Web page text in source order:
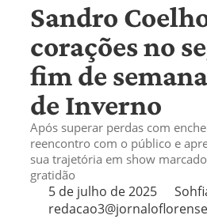
Sandro
corações no
fim de
de Inverno
Após superar perdas com
reencontro com o público e
sua trajetória em show
gratidão
5 de julho de 2025